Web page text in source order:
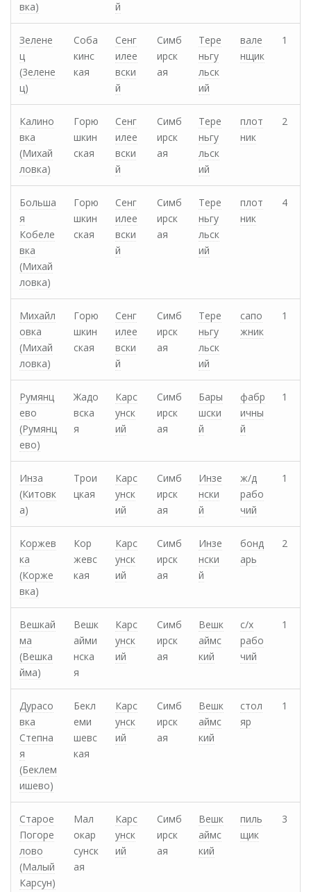
вка) й
Зелене
ц
(3елене
ц)
Соба
кинс
кая
Сенг
илее
вски
й
Симб
ирск
ая
Тере
ньгу
льск
ий
вале
нщик
1
Калино
вка
(Михай
ловка)
Горю
шкин
ская
Сенг
илее
вски
й
Симб
ирск
ая
Тере
ньгу
льск
ий
плот
ник
2
Больша
я
Кобеле
вка
(Михай
ловка)
Горю
шкин
ская
Сенг
илее
вски
й
Симб
ирск
ая
Тере
ньгу
льск
ий
плот
ник
4
Михайл
овка
(Михай
ловка)
Горю
шкин
ская
Сенг
илее
вски
й
Симб
ирск
ая
Тере
ньгу
льск
ий
сапо
жник
1
Румянц
ево
(Румянц
ево)
Жадо
вска
я
Карс
унск
ий
Симб
ирск
ая
Бары
шски
й
фабр
ичны
й
1
Инза
(Китовк
а)
Трои
цкая
Карс
унск
ий
Симб
ирск
ая
Инзе
нски
й
ж/д
рабо
чий
1
Коржев
ка
(Корже
вка)
Кор
жевс
кая
Карс
унск
ий
Симб
ирск
ая
Инзе
нски
й
бонд
арь
2
Вешкай
ма
(Вешка
йма)
Вешк
айми
нска
я
Карс
унск
ий
Симб
ирск
ая
Вешк
аймс
кий
с/х
рабо
чий
1
Дурасо
вка
Степна
я
(Беклем
ишево)
Бекл
еми
шевс
кая
Карс
унск
ий
Симб
ирск
ая
Вешк
аймс
кий
стол
яр
1
Старое
Погоре
лово
(Малый
Карсун)
Мал
окар
сунск
ая
Карс
унск
ий
Симб
ирск
ая
Вешк
аймс
кий
пиль
щик
3